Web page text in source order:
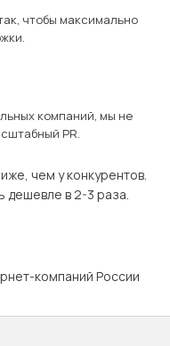
чтобы максимально
компаний, мы не
PR.
чем у конкурентов.
дешевле в 2-3 раза.
компаний России